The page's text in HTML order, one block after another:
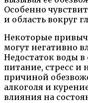
Особенно
и область вокруг
Некоторые
могут негативно
Недостаток воды
питание, стресс и
причиной
алкоголя и
влияния на